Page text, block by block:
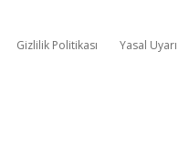
Gizlilik Politikası Yasal Uyarı